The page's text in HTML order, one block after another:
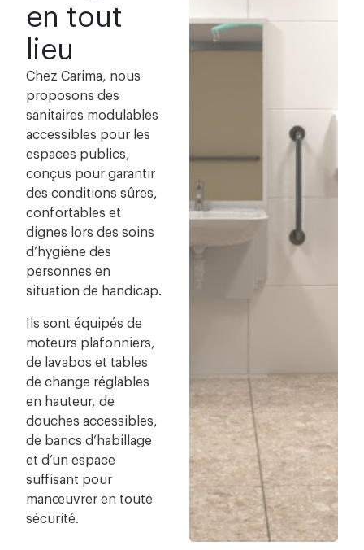
en tout
lieu
Chez Carima, nous
proposons des
sanitaires modulables
accessibles pour les
espaces publics,
conçus pour garantir
des conditions sûres,
confortables et
dignes lors des soins
d’hygiène des
personnes en
situation de handicap.
Ils sont équipés de
moteurs plafonniers,
de lavabos et tables
de change réglables
en hauteur, de
douches accessibles,
de bancs d’habillage
et d’un espace
suffisant pour
manœuvrer en toute
sécurité.